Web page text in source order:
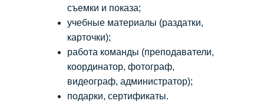
съемки и показа;
учебные материалы (раздатки,
карточки);
работа команды (преподаватели,
координатор, фотограф,
видеограф, администратор);
подарки, сертификаты.